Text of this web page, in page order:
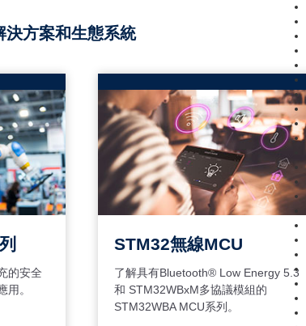
決方案和生態系統
的安全
用。
STM32無線MCU
了解具有Bluetooth® Low Energy 5.3
和 STM32WBxM多協議模組的
STM32WBA MCU系列。